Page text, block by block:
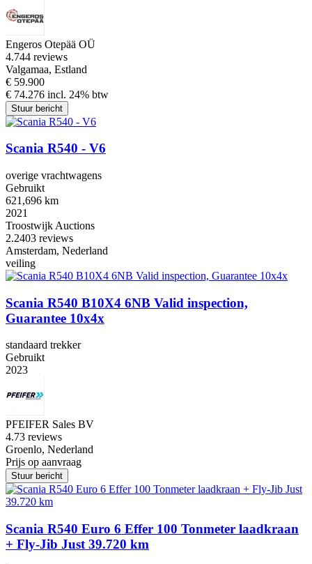
Engeros Otepää OÜ
4.744 reviews
Valgamaa, Estland
€ 59.900
€ 74.276 incl. 24% btw
Stuur bericht
Scania R540 - V6
overige vrachtwagens
Gebruikt
621,696 km
2021
Troostwijk Auctions
2.2403 reviews
Amsterdam, Nederland
veiling
Scania R540 B10X4 6NB Valid inspection,
Guarantee 10x4x
standaard trekker
Gebruikt
2023
PFEIFER Sales BV
4.73 reviews
Groenlo, Nederland
Prijs op aanvraag
Stuur bericht
Scania R540 Euro 6 Effer 100 Tonmeter laadkraan
+ Fly-Jib Just 39.720 km